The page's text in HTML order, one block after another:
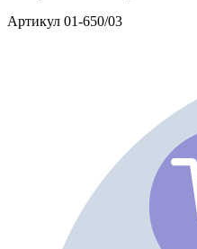
Артикул 01-650/03